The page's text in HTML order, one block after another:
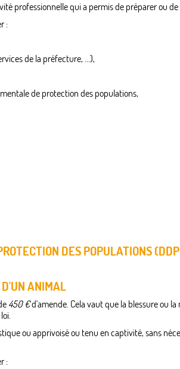
professionnelle qui a permis de préparer ou
:
de la préfecture, ...),
de protection des populations,
DES POPULATIONS
ANIMAL
450 €d'amende. Cela vaut que la blessure ou
ou apprivoisé ou tenu en captivité, sans
: